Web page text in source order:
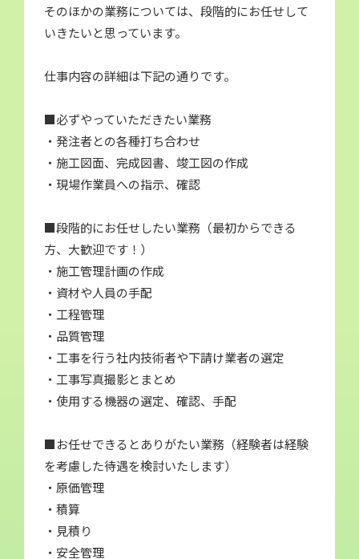
そのほかの業務については、段階的にお任せして
いきたいと思っています。
仕事内容の詳細は下記の通りです。
■必ずやっていただきたい業務
・発注者との各種打ち合わせ
・施工図面、完成図書、竣工図の作成
・現場作業員への指示、確認
■段階的にお任せしたい業務（最初からできる
方、大歓迎です！）
・施工管理計画の作成
・資材や人員の手配
・工程管理
・品質管理
・工事を行う社内技術者や下請け業者の選定
・工事写真撮影とまとめ
・使用する機器の選定、確認、手配
■お任せできるとありがたい業務（経験者は経験
を考慮した待遇を検討いたします）
・原価管理
・積算
・見積り
・安全管理